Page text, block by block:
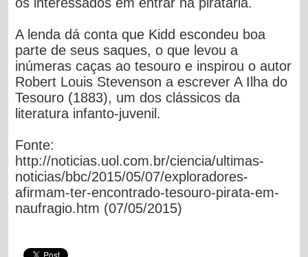
A lenda dá conta que Kidd escondeu boa
parte de seus saques, o que levou a
inúmeras caças ao tesouro e inspirou o autor
Robert Louis Stevenson a escrever A Ilha do
Tesouro (1883), um dos clássicos da
literatura infanto-juvenil.
Fonte:
http://noticias.uol.com.br/ciencia/ultimas-
noticias/bbc/2015/05/07/exploradores-
afirmam-ter-encontrado-tesouro-pirata-em-
naufragio.htm (07/05/2015)